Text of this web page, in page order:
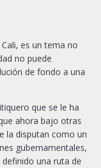
es un tema no
no puede
de fondo a una
que se le ha
ahora bajo otras
la disputan como un
gubernamentales,
una ruta de